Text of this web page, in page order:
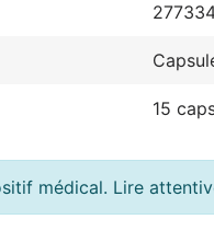
15
médical. Lire